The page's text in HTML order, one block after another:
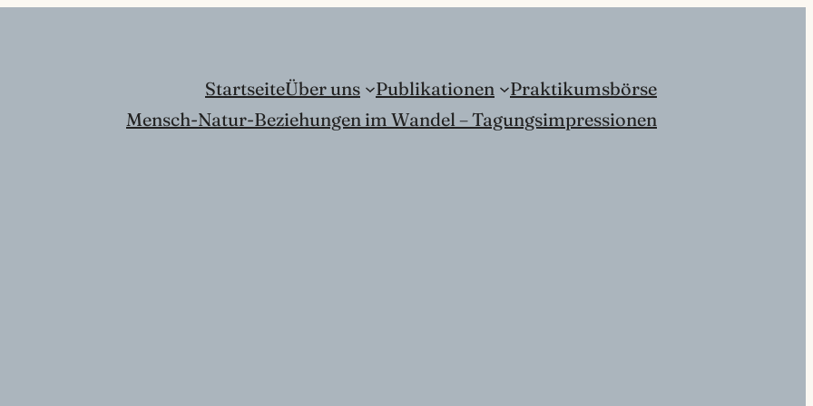
StartseiteÜber uns Publikationen
Praktikumsbörse
Mensch-Natur-Beziehungen im Wandel – Tagungsimpressionen